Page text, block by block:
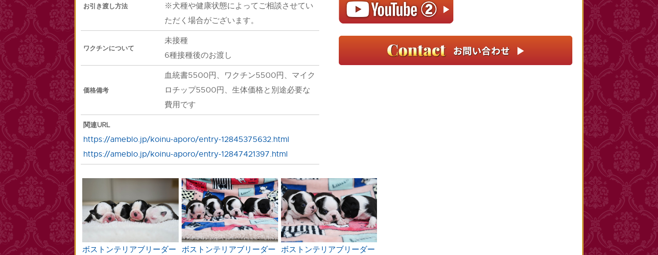
お引き渡し方法
※犬種や健康状態によってご相談させてい
ただく場合がございます。
ワクチンについて
未接種
6種接種後のお渡し
価格備考
血統書5500円、ワクチン5500円、マイク
ロチップ5500円、生体価格と別途必要な
費用です
関連URL
https://ameblo.jp/koinu-aporo/entry-12845375632.html
https://ameblo.jp/koinu-aporo/entry-12847421397.html
ボストンテリアブリーダー ボストンテリアブリーダー ボストンテリアブリーダー